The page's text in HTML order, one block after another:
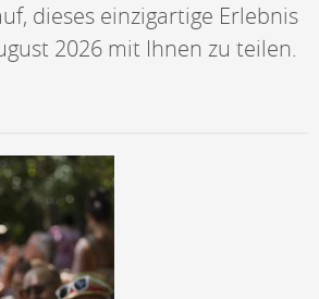
dieses einzigartige Erlebnis
2026 mit Ihnen zu teilen.